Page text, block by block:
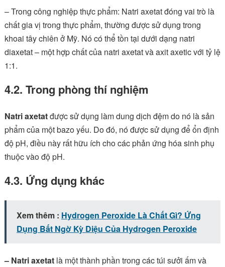
– Trong công nghiệp thực phẩm: Natri axetat đóng vai trò là
chất gia vị trong thực phẩm, thường được sử dụng trong
khoai tây chiên ở Mỹ. Nó có thể tồn tại dưới dạng natri
diaxetat – một hợp chất của natri axetat và axit axetic với tỷ lệ
1:1.
4.2. Trong phòng thí nghiệm
Natri axetatđược sử dụng làm dung dịch đệm do nó là sản
phẩm của một bazo yếu. Do đó, nó được sử dụng để ổn định
độ pH, điều này rất hữu ích cho các phản ứng hóa sinh phụ
thuộc vào độ pH.
4.3. Ứng dụng khác
Xem thêm : Hydrogen Peroxide Là Chất Gì? Ứng
Dụng Bất Ngờ Kỳ Diệu Của Hydrogen Peroxide
– Natri axetat là một thành phần trong các túi sưởi ấm và